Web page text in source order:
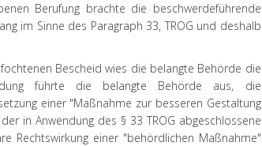
Berufung brachte die beschwerdeführende
im Sinne des Paragraph 33, TROG und deshalb
Bescheid wies die belangte Behörde die
führte die belangte Behörde aus, die
einer "Maßnahme zur besseren Gestaltung
in Anwendung des § 33 TROG abgeschlossene
Rechtswirkung einer "behördlichen Maßnahme"